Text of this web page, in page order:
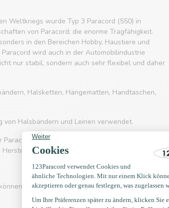
Weltkriegs wurde Typ 3 Paracord (550) in
von Paracord; die enorme Tragfähigkeit.
in den Bereichen Hobby, Haustiere und
wird auch in der Automobilindustrie
nur stabil, sondern auch sehr flexibel und daher
Halsketten, Hängematten, Handtaschen,
von Halsbändern und Leinen verwendet.
550 häufig eingesetzt wird. Es kennt
von Hängematten, Schnürsenkel, Gürtel
Sehen Sie sich eines der Videos unten an: